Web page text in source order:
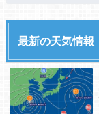
最新の天気情報